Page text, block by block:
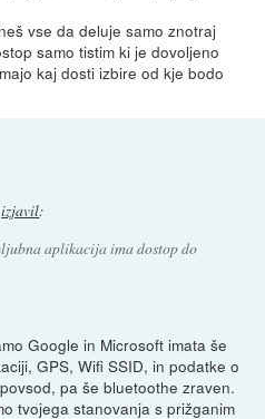
vse da deluje samo znotraj
samo tistim ki je dovoljeno
kaj dosti izbire od kje bodo
izjavil:
aplikacija ima dostop do
Google in Microsoft imata še
GPS, Wifi SSID, in podatke o
pa še bluetoothe zraven.
tvojega stanovanja s prižganim